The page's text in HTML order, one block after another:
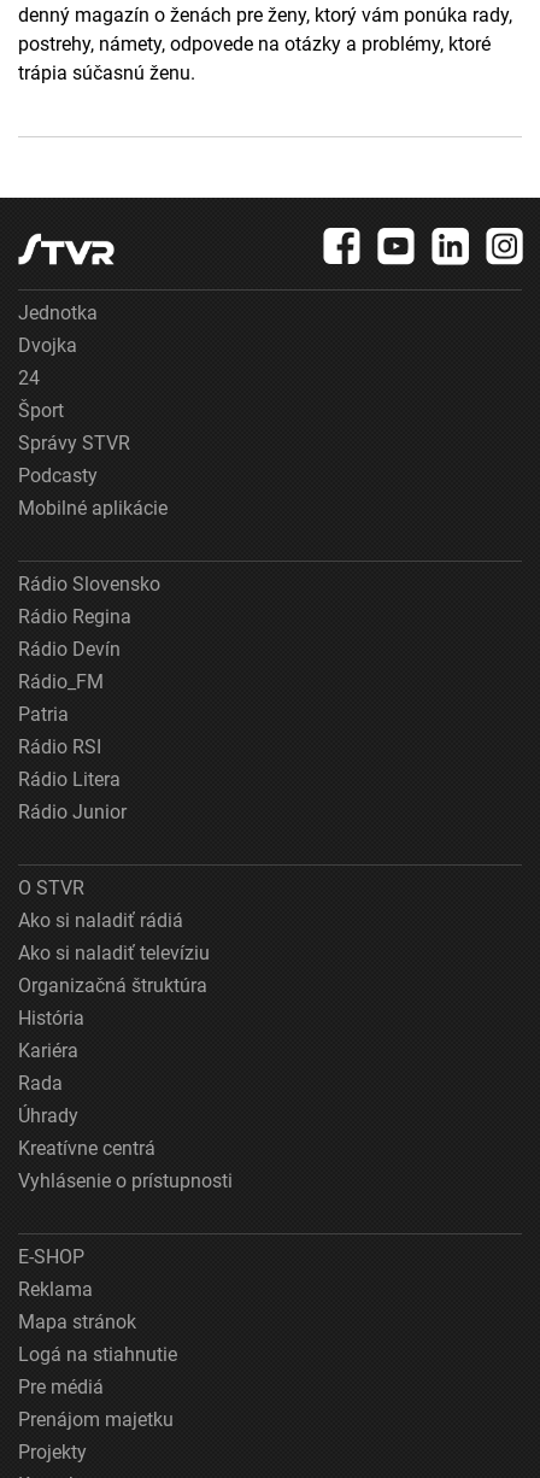
denný magazín o ženách pre ženy, ktorý vám ponúka rady,
postrehy, námety, odpovede na otázky a problémy, ktoré
trápia súčasnú ženu.
Jednotka
Dvojka
24
Šport
Správy STVR
Podcasty
Mobilné aplikácie
Rádio Slovensko
Rádio Regina
Rádio Devín
Rádio_FM
Patria
Rádio RSI
Rádio Litera
Rádio Junior
O STVR
Ako si naladiť rádiá
Ako si naladiť televíziu
Organizačná štruktúra
História
Kariéra
Rada
Úhrady
Kreatívne centrá
Vyhlásenie o prístupnosti
E-SHOP
Reklama
Mapa stránok
Logá na stiahnutie
Pre médiá
Prenájom majetku
Projekty